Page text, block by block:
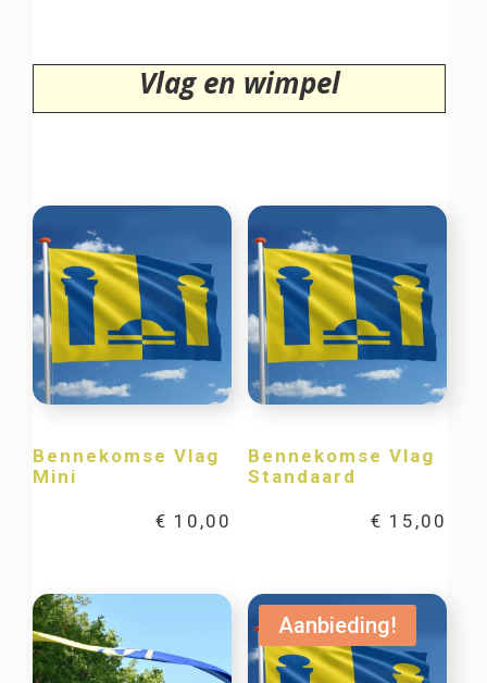
Vlag en wimpel
Bennekomse Vlag
Mini
€ 10,00
Bennekomse Vlag
Standaard
€ 15,00
Aanbieding!